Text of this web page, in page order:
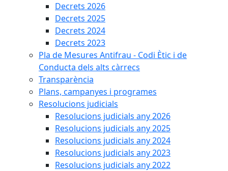
Decrets 2026
Decrets 2025
Decrets 2024
Decrets 2023
Pla de Mesures Antifrau - Codi Ètic i de
Conducta dels alts càrrecs
Transparència
Plans, campanyes i programes
Resolucions judicials
Resolucions judicials any 2026
Resolucions judicials any 2025
Resolucions judicials any 2024
Resolucions judicials any 2023
Resolucions judicials any 2022